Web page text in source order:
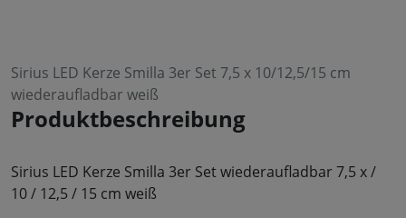
Sirius LED Kerze Smilla 3er Set 7,5 x 10/12,5/15 cm
wiederaufladbar weiß
Produktbeschreibung
Sirius LED Kerze Smilla 3er Set wiederaufladbar 7,5 x /
10 / 12,5 / 15 cm weiß